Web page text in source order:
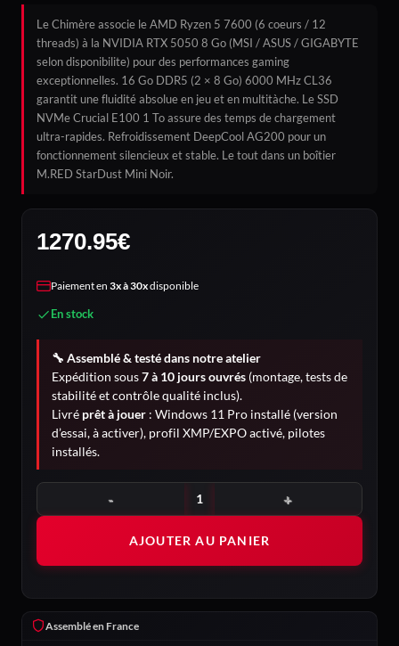
Le Chimère associe le AMD Ryzen 5 7600 (6 coeurs / 12
threads) à la NVIDIA RTX 5050 8 Go (MSI / ASUS / GIGABYTE
selon disponibilite) pour des performances gaming
exceptionnelles. 16 Go DDR5 (2 × 8 Go) 6000 MHz CL36
garantit une fluidité absolue en jeu et en multitàche. Le SSD
NVMe Crucial E100 1 To assure des temps de chargement
ultra-rapides. Refroidissement DeepCool AG200 pour un
fonctionnement silencieux et stable. Le tout dans un boîtier
M.RED StarDust Mini Noir.
1270.95€
Paiement en 3x à 30xdisponible
En stock
🔧 Assemblé & testé dans notre atelier
Expédition sous7 à 10 jours ouvrés (montage, tests de
stabilité et contrôle qualité inclus).
Livré prêt à jouer : Windows 11 Pro installé (version
d’essai, à activer), profil XMP/EXPO activé, pilotes
installés.
quantité de Chimère
AJOUTER AU PANIER
Assemblé en France